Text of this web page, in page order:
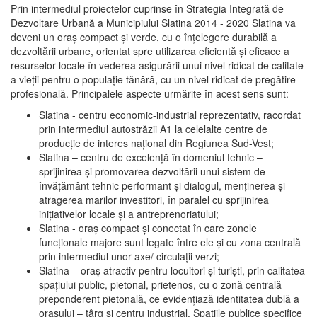
Prin intermediul proiectelor cuprinse în Strategia Integrată de
Dezvoltare Urbană a Municipiului Slatina 2014 - 2020 Slatina va
deveni un oraş compact şi verde, cu o înţelegere durabilă a
dezvoltării urbane, orientat spre utilizarea eficientă şi eficace a
resurselor locale în vederea asigurării unui nivel ridicat de calitate
a vieţii pentru o populaţie tânără, cu un nivel ridicat de pregătire
profesională. Principalele aspecte urmărite în acest sens sunt:
Slatina - centru economic-industrial reprezentativ, racordat
prin intermediul autostrăzii A1 la celelalte centre de
producţie de interes naţional din Regiunea Sud-Vest;
Slatina – centru de excelenţă în domeniul tehnic –
sprijinirea şi promovarea dezvoltării unui sistem de
învăţământ tehnic performant şi dialogul, menţinerea şi
atragerea marilor investitori, în paralel cu sprijinirea
iniţiativelor locale şi a antreprenoriatului;
Slatina - oraş compact şi conectat în care zonele
funcţionale majore sunt legate între ele şi cu zona centrală
prin intermediul unor axe/ circulații verzi;
Slatina – oraş atractiv pentru locuitori şi turişti, prin calitatea
spaţiului public, pietonal, prietenos, cu o zonă centrală
preponderent pietonală, ce evidenţiază identitatea dublă a
oraşului – târg şi centru industrial. Spaţiile publice specifice